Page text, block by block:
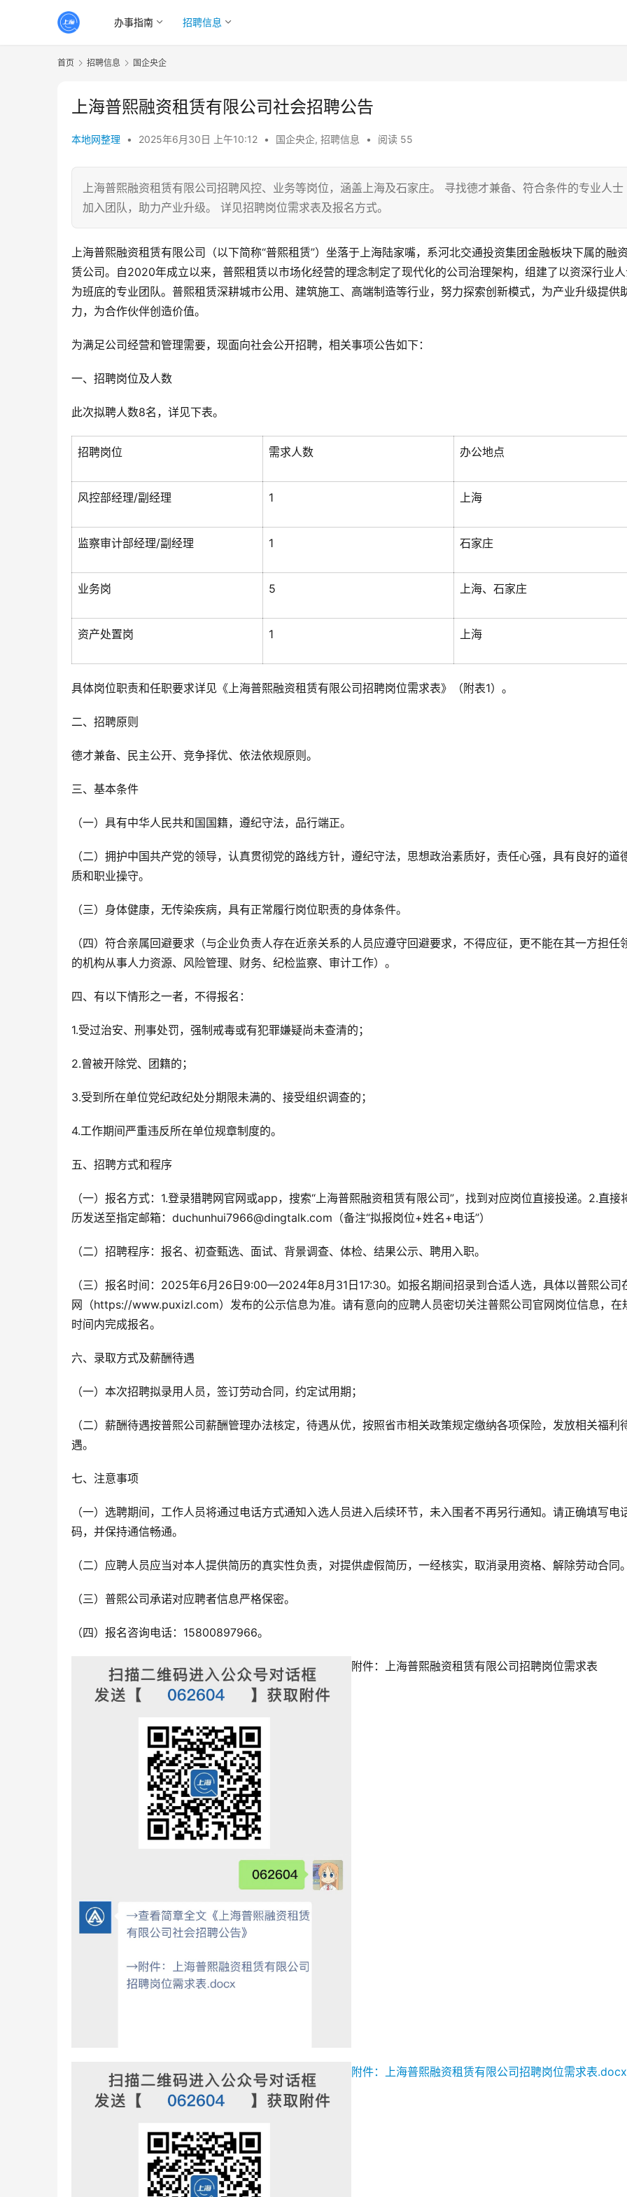
办事指南 招聘信息
首页 招聘信息 国企央企
上海普熙融资租赁有限公司社会招聘公告
本地网整理 • 2025年6月30日 上午10:12 • 国企央企, 招聘信息 • 阅读 55
上海普熙融资租赁有限公司招聘风控、业务等岗位，涵盖上海及石家庄。 寻找德才兼备、符合条件的专业人士
加入团队，助力产业升级。 详见招聘岗位需求表及报名方式。
上海普熙融资租赁有限公司（以下简称“普熙租赁”）坐落于上海陆家嘴，系河北交通投资集团金融板块下属的融
赁公司。自2020年成立以来，普熙租赁以市场化经营的理念制定了现代化的公司治理架构，组建了以资深行业
为班底的专业团队。普熙租赁深耕城市公用、建筑施工、高端制造等行业，努力探索创新模式，为产业升级提供
力，为合作伙伴创造价值。
为满足公司经营和管理需要，现面向社会公开招聘，相关事项公告如下：
一、招聘岗位及人数
此次拟聘人数8名，详见下表。
招聘岗位 需求人数 办公地点
风控部经理/副经理 1 上海
监察审计部经理/副经理 1 石家庄
业务岗 5 上海、石家庄
资产处置岗 1 上海
具体岗位职责和任职要求详见《上海普熙融资租赁有限公司招聘岗位需求表》（附表1）。
二、招聘原则
德才兼备、民主公开、竞争择优、依法依规原则。
三、基本条件
（一）具有中华人民共和国国籍，遵纪守法，品行端正。
（二）拥护中国共产党的领导，认真贯彻党的路线方针，遵纪守法，思想政治素质好，责任心强，具有良好的道
质和职业操守。
（三）身体健康，无传染疾病，具有正常履行岗位职责的身体条件。
（四）符合亲属回避要求（与企业负责人存在近亲关系的人员应遵守回避要求，不得应征，更不能在其一方担任
的机构从事人力资源、风险管理、财务、纪检监察、审计工作）。
四、有以下情形之一者，不得报名：
1.受过治安、刑事处罚，强制戒毒或有犯罪嫌疑尚未查清的；
2.曾被开除党、团籍的；
3.受到所在单位党纪政纪处分期限未满的、接受组织调查的；
4.工作期间严重违反所在单位规章制度的。
五、招聘方式和程序
（一）报名方式：1.登录猎聘网官网或app，搜索“上海普熙融资租赁有限公司”，找到对应岗位直接投递。2.直接
历发送至指定邮箱：duchunhui7966@dingtalk.com（备注“拟报岗位+姓名+电话”）
（二）招聘程序：报名、初查甄选、面试、背景调查、体检、结果公示、聘用入职。
（三）报名时间：2025年6月26日9:00—2024年8月31日17:30。如报名期间招录到合适人选，具体以普熙公司
网（https://www.puxizl.com）发布的公示信息为准。请有意向的应聘人员密切关注普熙公司官网岗位信息，在
时间内完成报名。
六、录取方式及薪酬待遇
（一）本次招聘拟录用人员，签订劳动合同，约定试用期；
（二）薪酬待遇按普熙公司薪酬管理办法核定，待遇从优，按照省市相关政策规定缴纳各项保险，发放相关福利
遇。
七、注意事项
（一）选聘期间，工作人员将通过电话方式通知入选人员进入后续环节，未入围者不再另行通知。请正确填写电
码，并保持通信畅通。
（二）应聘人员应当对本人提供简历的真实性负责，对提供虚假简历，一经核实，取消录用资格、解除劳动合同。
（三）普熙公司承诺对应聘者信息严格保密。
（四）报名咨询电话：15800897966。
附件：上海普熙融资租赁有限公司招聘岗位需求表
附件：上海普熙融资租赁有限公司招聘岗位需求表.docx